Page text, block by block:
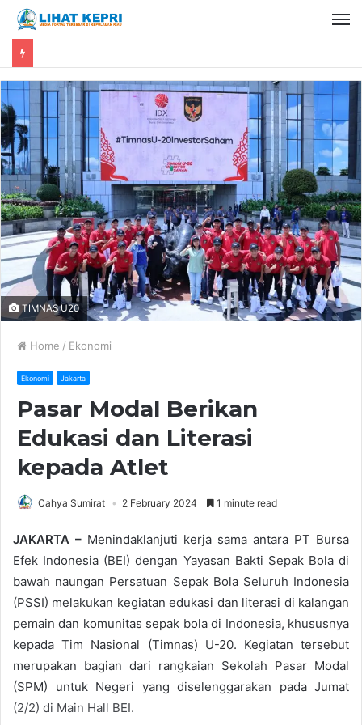
TIMNAS U20
Home / Ekonomi
Ekonomi Jakarta
Pasar Modal Berikan
Edukasi dan Literasi
kepada Atlet
Cahya Sumirat 2 February 2024 1 minute read
JAKARTA – Menindaklanjuti kerja sama antara PT Bursa
Efek Indonesia (BEI) dengan Yayasan Bakti Sepak Bola di
bawah naungan Persatuan Sepak Bola Seluruh Indonesia
(PSSI) melakukan kegiatan edukasi dan literasi di kalangan
pemain dan komunitas sepak bola di Indonesia, khususnya
kepada Tim Nasional (Timnas) U-20. Kegiatan tersebut
merupakan bagian dari rangkaian Sekolah Pasar Modal
(SPM) untuk Negeri yang diselenggarakan pada Jumat
(2/2) di Main Hall BEI.